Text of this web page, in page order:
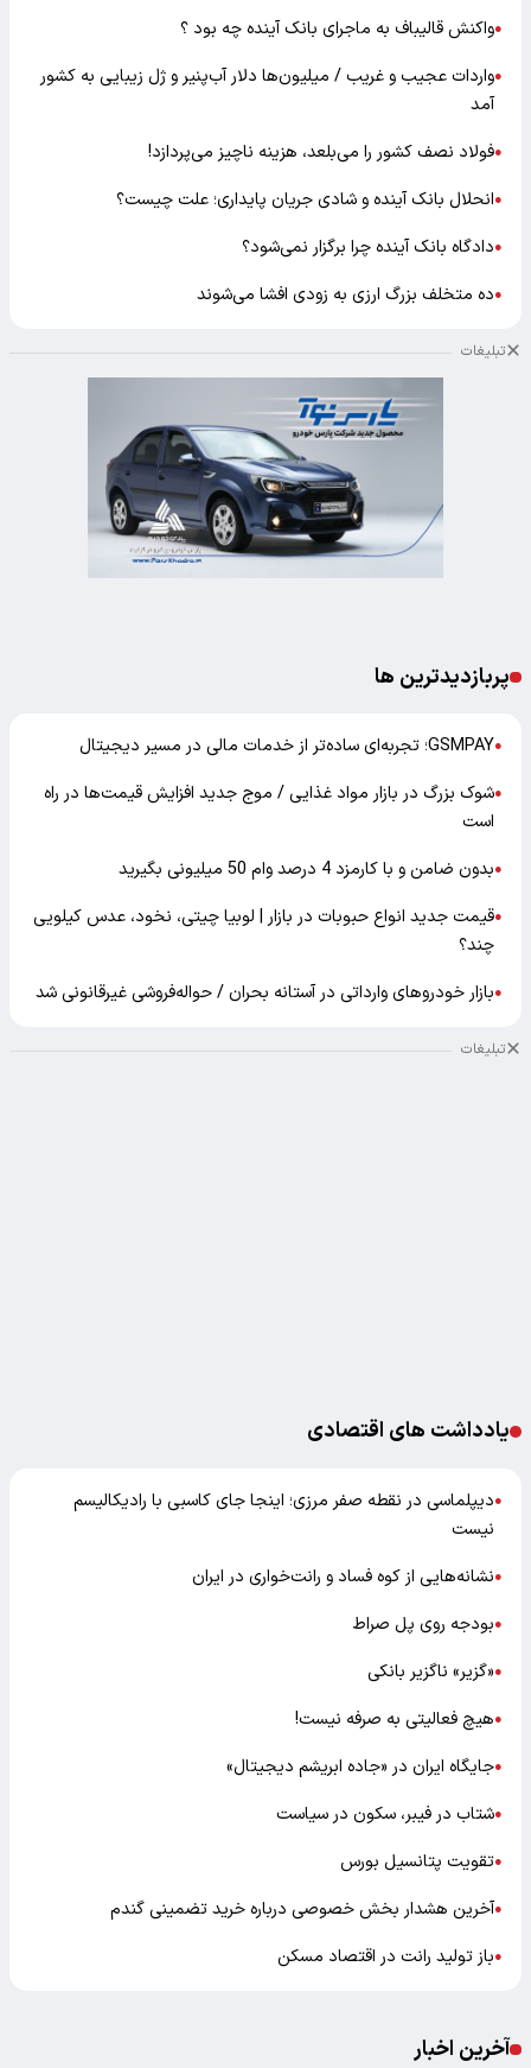
●واکنش قالیباف به ماجرای بانک آینده چه بود ؟
●واردات عجیب و غریب / میلیون‌ها دلار آب‌پنیر و ژل زیبایی به کشور
آمد
●فولاد نصف کشور را می‌بلعد، هزینه ناچیز می‌پردازد!
●انحلال بانک آینده و شادی جریان پایداری؛ علت چیست؟
●دادگاه بانک آینده چرا برگزار نمی‌شود؟
●ده متخلف بزرگ ارزی به زودی افشا می‌شوند
تبلیغات
پربازدیدترین ها
●GSMPAY؛ تجربه‌ای ساده‌تر از خدمات مالی در مسیر دیجیتال
●شوک بزرگ در بازار مواد غذایی / موج جدید افزایش قیمت‌ها در راه
است
●بدون ضامن و با کارمزد 4 درصد وام 50 میلیونی بگیرید
●قیمت جدید انواع حبوبات در بازار | لوبیا چیتی، نخود، عدس کیلویی
چند؟
●بازار خودرو‌های وارداتی در آستانه بحران / حواله‌فروشی غیرقانونی شد
تبلیغات
یادداشت های اقتصادی
●دیپلماسی در نقطه صفر مرزی؛ اینجا جای کاسبی با رادیکالیسم
نیست
●نشانه‌هایی از کوه فساد و رانت‌خواری در ایران
●بودجه روی پل صراط
●«گزیر» ناگزیر بانکی
●هیچ فعالیتی به صرفه نیست!
●جایگاه ایران در «جاده ابریشم دیجیتال»
●شتاب در فیبر، سکون در سیاست
●تقویت پتانسیل بورس
●آخرین هشدار بخش خصوصی درباره خرید تضمینی گندم
●باز تولید رانت در اقتصاد مسکن
آخرین اخبار